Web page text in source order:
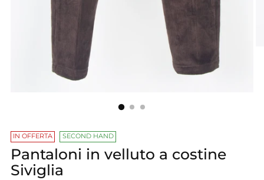
IN OFFERTA SECOND HAND
Pantaloni in velluto a costine
Siviglia